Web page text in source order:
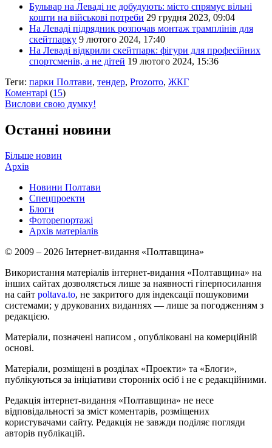
Бульвар на Леваді не добудують: місто спрямує вільні
кошти на військові потреби 29 грудня 2023, 09:04
На Леваді підрядник розпочав монтаж трамплінів для
скейтпарку 9 лютого 2024, 17:40
На Леваді відкрили скейтпарк: фігури для професійних
спортсменів, а не дітей 19 лютого 2024, 15:36
Теги: парки Полтави, тендер, Prozorro, ЖКГ
Коментарі (15)
Вислови свою думку!
Останні новини
Більше новин
Архів
Новини Полтави
Спецпроекти
Блоги
Фоторепортажі
Архів матеріалів
© 2009 – 2026 Інтернет-видання «Полтавщина»
Використання матеріалів інтернет-видання «Полтавщина» на
інших сайтах дозволяється лише за наявності гіперпосилання
на сайт poltava.to, не закритого для індексації пошуковими
системами; у друкованих виданнях — лише за погодженням з
редакцією.
Матеріали, позначені написом , опубліковані на комерційній
основі.
Матеріали, розміщені в розділах «Проекти» та «Блоги»,
публікуються за ініціативи сторонніх осіб і не є редакційними.
Редакція інтернет-видання «Полтавщина» не несе
відповідальності за зміст коментарів, розміщених
користувачами сайту. Редакція не завжди поділяє погляди
авторів публікацій.